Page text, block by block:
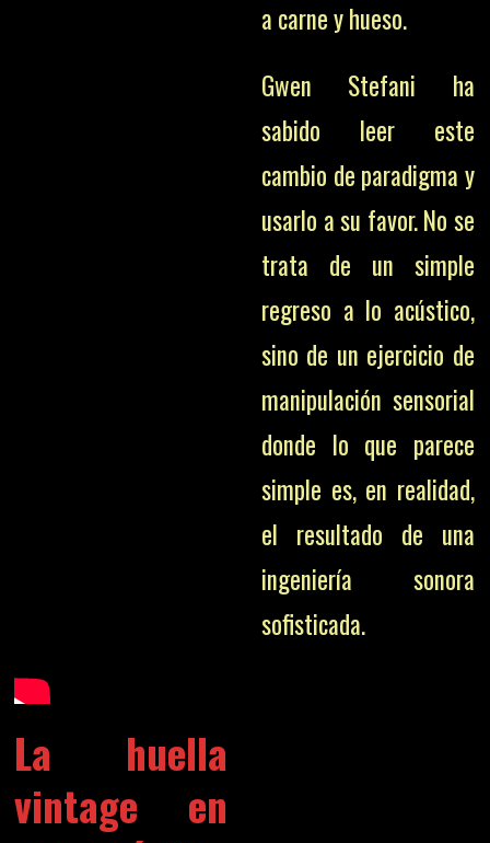
La huella
vintage en
a carne y hueso.
Gwen Stefani ha
sabido leer este
cambio de paradigma y
usarlo a su favor. No se
trata de un simple
regreso a lo acústico,
sino de un ejercicio de
manipulación sensorial
donde lo que parece
simple es, en realidad,
el resultado de una
ingeniería sonora
sofisticada.